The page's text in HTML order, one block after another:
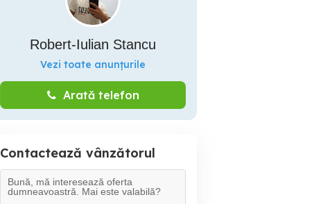
Robert-Iulian Stancu
Vezi toate anunțurile
Arată telefon
Contactează vânzătorul